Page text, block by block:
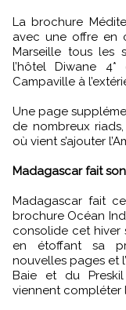
La brochure
avec une offre en
Marseille tous les
l’hôtel Diwane
Campaville à
Une page
de nombreux
où vient s’ajouter
Madagascar fait
Madagascar fait
brochure Océan
consolide cet hiver
en étoffant sa
nouvelles pages et
Baie et du
viennent compléter